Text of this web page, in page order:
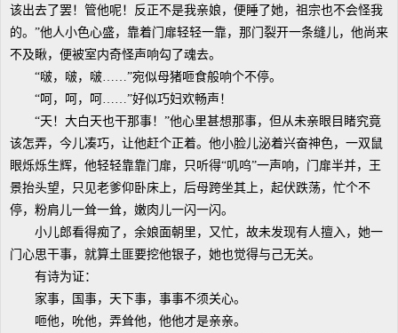
该出去了罢！管他呢！反正不是我亲娘，便睡了她，祖宗也不会怪我
的。”他人小色心盛，靠着门扉轻轻一靠，那门裂开一条缝儿，他尚来
不及瞅，便被室内奇怪声响勾了魂去。
“啵，啵，啵……”宛似母猪咂食般响个不停。
“呵，呵，呵……”好似巧妇欢畅声！
“天！大白天也干那事！”他心里甚想那事，但从未亲眼目睹究竟
该怎弄，今儿凑巧，让他赶个正着。他小脸儿泌着兴奋神色，一双鼠
眼烁烁生辉，他轻轻靠靠门扉，只听得“叽呜”一声响，门扉半并，王
景抬头望，只见老爹仰卧床上，后母跨坐其上，起伏跌荡，忙个不
停，粉肩儿一耸一耸，嫩肉儿一闪一闪。
小儿郎看得痴了，余娘面朝里，又忙，故未发现有人擅入，她一
门心思干事，就算土匪要挖他银子，她也觉得与己无关。
有诗为证：
家事，国事，天下事，事事不须关心。
咂他，吮他，弄耸他，他他才是亲亲。